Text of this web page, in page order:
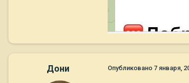
Дони Опубликовано 7 января,